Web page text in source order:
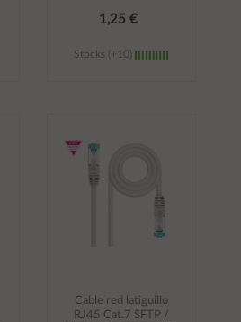
1,25 €
Stocks (+10)
carrito
Cable red latiguillo
RJ45 Cat.7 SFTP /